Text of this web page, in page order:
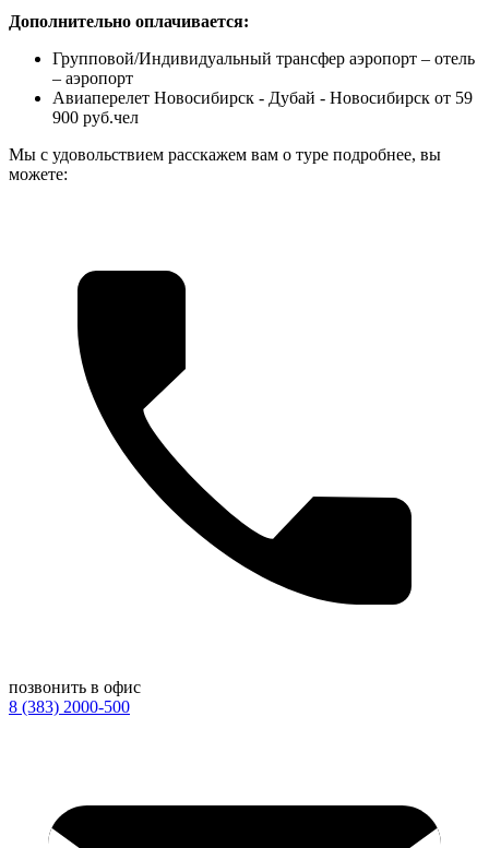
Дополнительно оплачивается:
Групповой/Индивидуальный трансфер аэропорт – отель
– аэропорт
Авиаперелет Новосибирск - Дубай - Новосибирск от 59
900 руб.чел
Мы с удовольствием расскажем вам о туре подробнее, вы
можете:
позвонить в офис
8 (383) 2000-500